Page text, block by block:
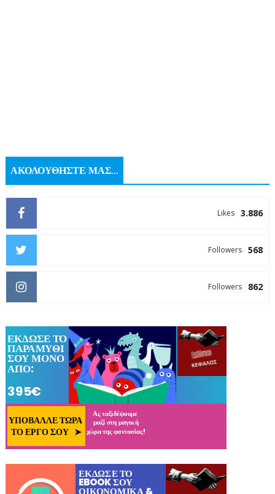
ΑΚΟΛΟΥΘΗΣΤΕ ΜΑΣ...
3.886
Likes
568
Followers
862
Followers